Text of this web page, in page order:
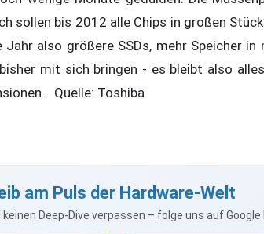
sollen bis 2012 alle Chips in großen
also größere SSDs, mehr Speicher in
mit sich bringen - es bleibt also
Quelle: Toshiba
am Puls der Hardware-Welt
Deep-Dive verpassen – folge uns auf Google